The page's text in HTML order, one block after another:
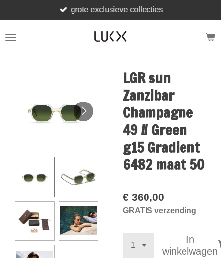
direct
naar
grote exclusieve collecties
LGR sun
Zanzibar
Champagne
49 // Green
g15 Gradient
6482 maat 50
€ 360,00
GRATIS verzending
In
winkelwagen